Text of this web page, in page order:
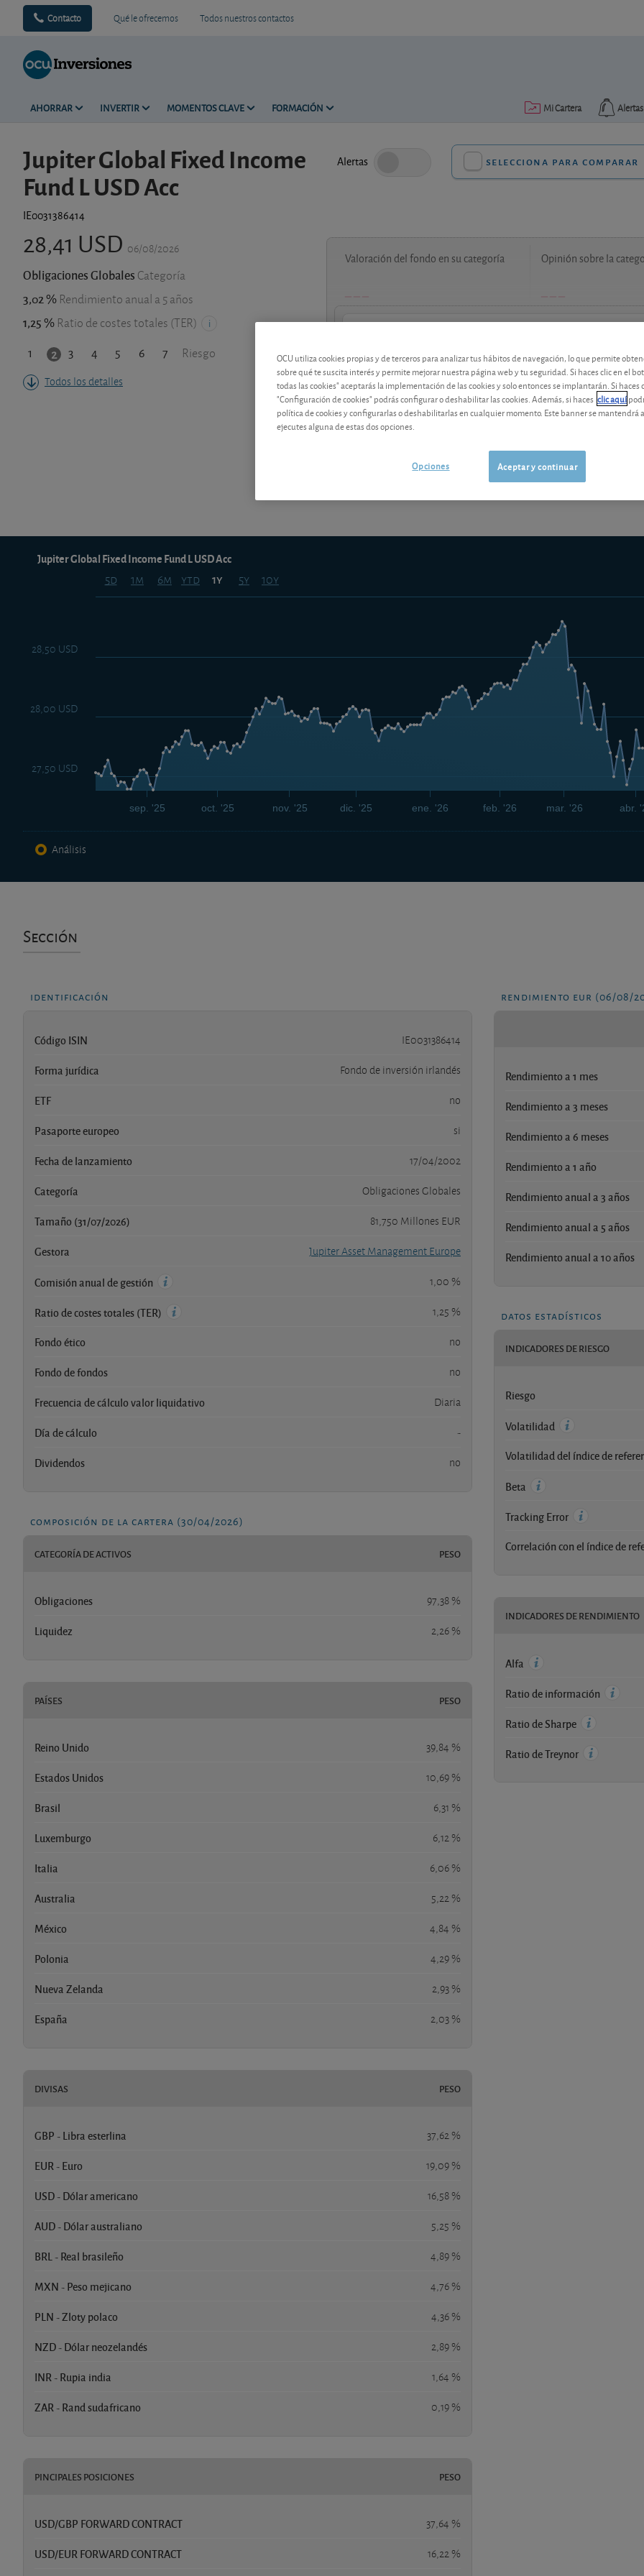
Contacto Qué le ofrecemos Todos nuestros contactos
AHORRAR INVERTIR MOMENTOS CLAVE FORMACIÓN Alertas
Mi Cartera
Jupiter Global Fixed Income
Fund L USD Acc
IE0031386414
Alertas selecciona para comparar
28,41 USD 06/08/2026
Obligaciones Globales Categoría
3,02 % Rendimiento anual a 5 años
1,25 % Ratio de costes totales (TER)
1 2 3 4 5 6 7 Riesgo
Todos los detalles
Valoración del fondo en su categoría Opinión sobre la
Los análisis y consejos de nuestros expertos están reservados a
Los análisis y consejos de nuestros
5d 1m 6m ytd 1y 5y 10y
sep. '25 oct. '25 nov. '25 dic. '25 ene. '26 feb. '26 mar. '26 abr.
Jupiter Global Fixed Income Fund L USD Acc
27,50 USD
28,00 USD
28,50 USD
Análisis
Sección
identificación
Código ISIN IE0031386414
Forma jurídica Fondo de inversión irlandés
ETF no
Pasaporte europeo si
Fecha de lanzamiento 17/04/2002
Categoría Obligaciones Globales
Tamaño (31/07/2026) 81,750 Millones EUR
Gestora Jupiter Asset Management Europe
Comisión anual de gestión 1,00 %
Ratio de costes totales (TER) 1,25 %
Fondo ético no
Fondo de fondos no
Frecuencia de cálculo valor liquidativo Diaria
Día de cálculo -
Dividendos no
composición de la cartera (30/04/2026)
CATEGORÍA DE ACTIVOS PESO
Obligaciones 97,38 %
Liquidez 2,26 %
PAÍSES PESO
Reino Unido 39,84 %
Estados Unidos 10,69 %
Brasil 6,31 %
Luxemburgo 6,12 %
Italia 6,06 %
Australia 5,22 %
México 4,84 %
Polonia 4,29 %
Nueva Zelanda 2,93 %
España 2,03 %
DIVISAS PESO
GBP - Libra esterlina 37,62 %
EUR - Euro 19,09 %
USD - Dólar americano 16,58 %
AUD - Dólar australiano 5,25 %
BRL - Real brasileño 4,89 %
MXN - Peso mejicano 4,76 %
PLN - Zloty polaco 4,36 %
NZD - Dólar neozelandés 2,89 %
INR - Rupia india 1,64 %
ZAR - Rand sudafricano 0,19 %
PINCIPALES POSICIONES PESO
USD/GBP FORWARD CONTRACT 37,64 %
USD/EUR FORWARD CONTRACT 16,22 %
rendimiento eur (06/08/
Rendimiento a 1 mes
Rendimiento a 3 meses
Rendimiento a 6 meses
Rendimiento a 1 año
Rendimiento anual a 3 años
Rendimiento anual a 5 años
Rendimiento anual a 10 años
datos estadísticos
INDICADORES DE RIESGO
Riesgo
Volatilidad
Volatilidad del índice de
Beta
Tracking Error
Correlación con el índice de
INDICADORES DE RENDIMIENTO
Alfa
Ratio de información
Ratio de Sharpe
Ratio de Treynor
OCU utiliza cookies propias y de terceros para analizar tus hábitos de navegación, lo que permite
sobre qué te suscita interés y permite mejorar nuestra página web y tu seguridad. Si haces clic en el
todas las cookies" aceptarás la implementación de las cookies y solo entonces se implantarán. Si haces
"Configuración de cookies" podrás configurar o deshabilitar las cookies. Además, si haces clic aquí
política de cookies y configurarlas o deshabilitarlas en cualquier momento. Este banner se mantendrá
ejecutes alguna de estas dos opciones.
Aceptar y continuar
Opciones